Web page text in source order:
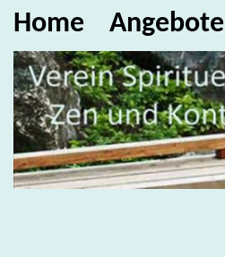
Home Angebote